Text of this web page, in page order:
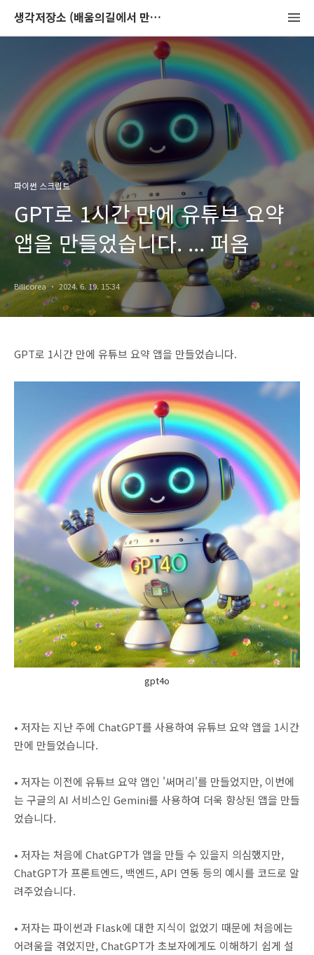
생각저장소 (배움의길에서 만나는 이야기)
파이썬 스크립트
GPT로 1시간 만에 유튜브 요약
앱을 만들었습니다. ... 퍼옴
Billcorea 2024. 6. 19. 15:34
GPT로 1시간 만에 유튜브 요약 앱을 만들었습니다.
gpt4o
• 저자는 지난 주에 ChatGPT를 사용하여 유튜브 요약 앱을 1시간
만에 만들었습니다.
• 저자는 이전에 유튜브 요약 앱인 '써머리'를 만들었지만, 이번에
는 구글의 AI 서비스인 Gemini를 사용하여 더욱 향상된 앱을 만들
었습니다.
• 저자는 처음에 ChatGPT가 앱을 만들 수 있을지 의심했지만,
ChatGPT가 프론트엔드, 백엔드, API 연동 등의 예시를 코드로 알
려주었습니다.
• 저자는 파이썬과 Flask에 대한 지식이 없었기 때문에 처음에는
어려움을 겪었지만, ChatGPT가 초보자에게도 이해하기 쉽게 설